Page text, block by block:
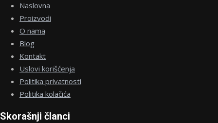
Naslovna
Proizvodi
O nama
Blog
Kontakt
Uslovi korišćenja
Politika privatnosti
Politika kolačića
Skorašnji članci